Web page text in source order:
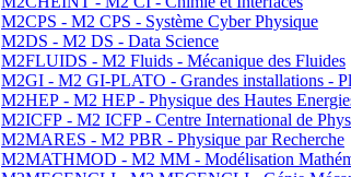
M2CPS - M2 CPS - Système Cyber Physique
M2DS - M2 DS - Data Science
M2FLUIDS - M2 Fluids - Mécanique des Fluides
M2GI - M2 GI-PLATO - Grandes installations -
M2HEP - M2 HEP - Physique des Hautes
M2ICFP - M2 ICFP - Centre International de
M2MARES - M2 PBR - Physique par Recherche
M2MATHMOD - M2 MM - Modélisation